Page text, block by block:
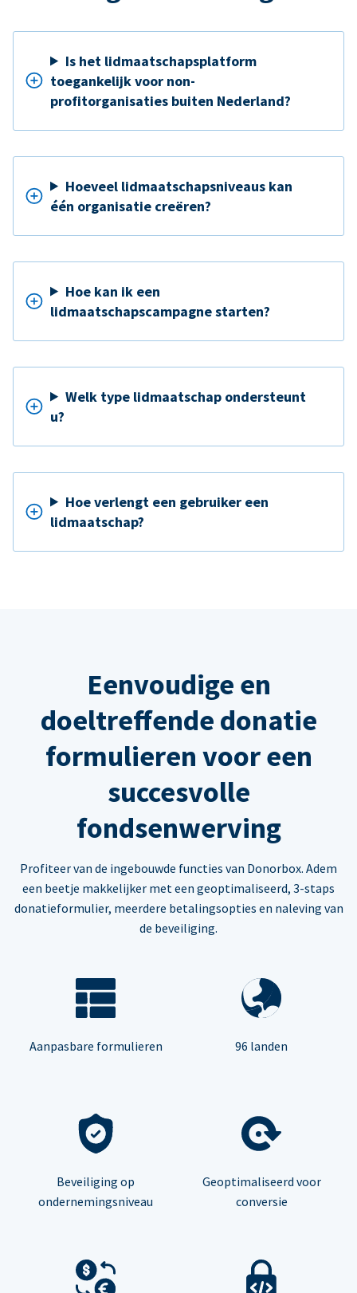
Is het lidmaatschapsplatform
toegankelijk voor non-
profitorganisaties buiten Nederland?
Hoeveel lidmaatschapsniveaus kan
één organisatie creëren?
Hoe kan ik een
lidmaatschapscampagne starten?
Welk type lidmaatschap ondersteunt
u?
Hoe verlengt een gebruiker een
lidmaatschap?
Eenvoudige en
doeltreffende donatie
formulieren voor een
succesvolle
fondsenwerving
Profiteer van de ingebouwde functies van Donorbox. Adem
een beetje makkelijker met een geoptimaliseerd, 3-staps
donatieformulier, meerdere betalingsopties en naleving van
de beveiliging.
Aanpasbare formulieren 96 landen
Beveiliging op
ondernemingsniveau
Geoptimaliseerd voor
conversie